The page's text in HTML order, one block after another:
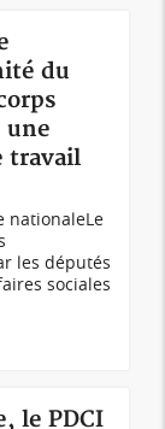
du
une
travail
nationaleLe
les députés
sociales
le PDCI